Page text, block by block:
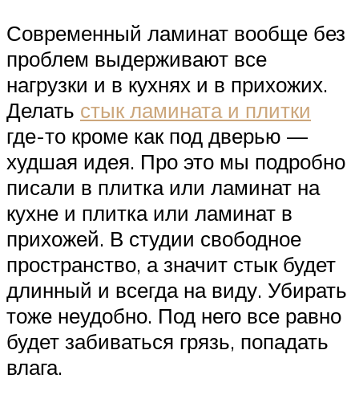
Современный ламинат вообще без
проблем выдерживают все
нагрузки и в кухнях и в прихожих.
Делать стык ламината и плитки
где-то кроме как под дверью —
худшая идея. Про это мы подробно
писали в плитка или ламинат на
кухне и плитка или ламинат в
прихожей. В студии свободное
пространство, а значит стык будет
длинный и всегда на виду. Убирать
тоже неудобно. Под него все равно
будет забиваться грязь, попадать
влага.